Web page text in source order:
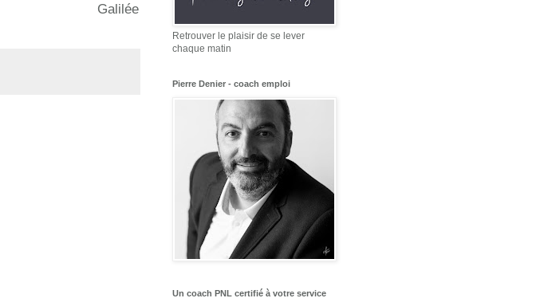
Galilée
Retrouver le plaisir de se lever
chaque matin
Pierre Denier - coach emploi
Un coach PNL certifié à votre service